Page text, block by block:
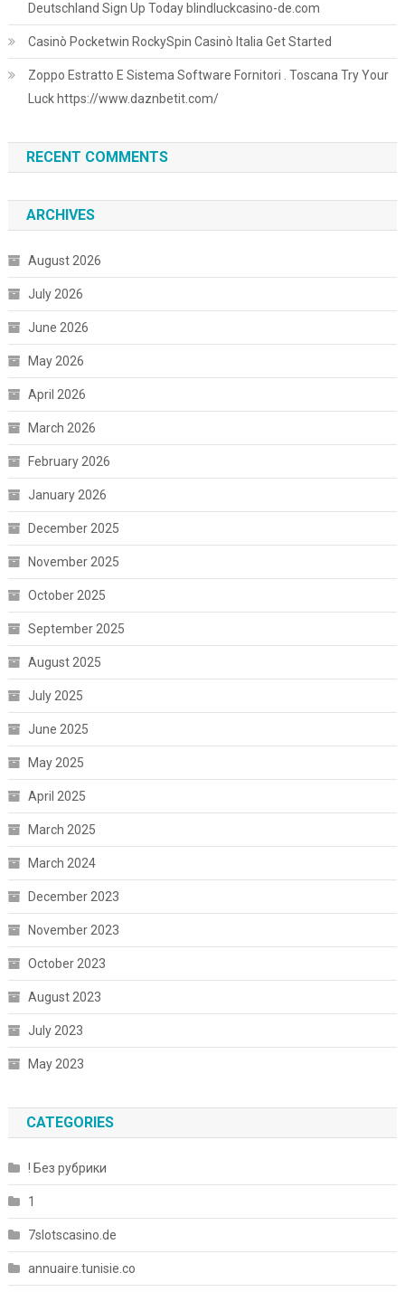
Deutschland Sign Up Today blindluckcasino-de.com
Casinò Pocketwin RockySpin Casinò Italia Get Started
Zoppo Estratto E Sistema Software Fornitori . Toscana Try Your
Luck https://www.daznbetit.com/
RECENT COMMENTS
ARCHIVES
August 2026
July 2026
June 2026
May 2026
April 2026
March 2026
February 2026
January 2026
December 2025
November 2025
October 2025
September 2025
August 2025
July 2025
June 2025
May 2025
April 2025
March 2025
March 2024
December 2023
November 2023
October 2023
August 2023
July 2023
May 2023
CATEGORIES
! Без рубрики
1
7slotscasino.de
annuaire.tunisie.co